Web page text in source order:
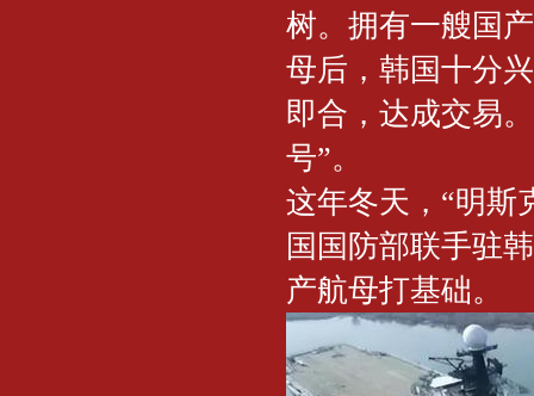
树。拥有一艘国
母后，韩国十分
即合，达成交易
号”。
这年冬天，“明斯
国国防部联手驻
产航母打基础。